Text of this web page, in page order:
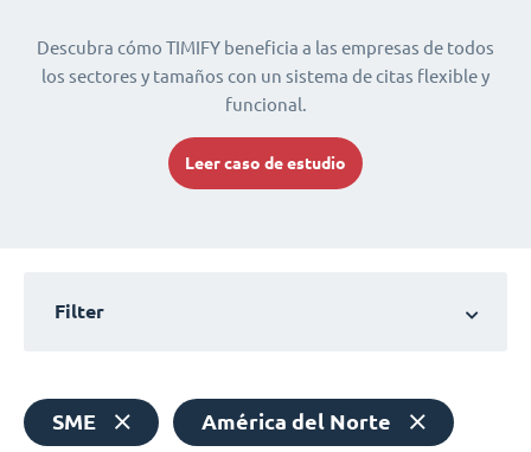
Descubra cómo TIMIFY beneficia a las empresas de todos
los sectores y tamaños con un sistema de citas flexible y
funcional.
Leer caso de estudio
Filter
SME América del Norte